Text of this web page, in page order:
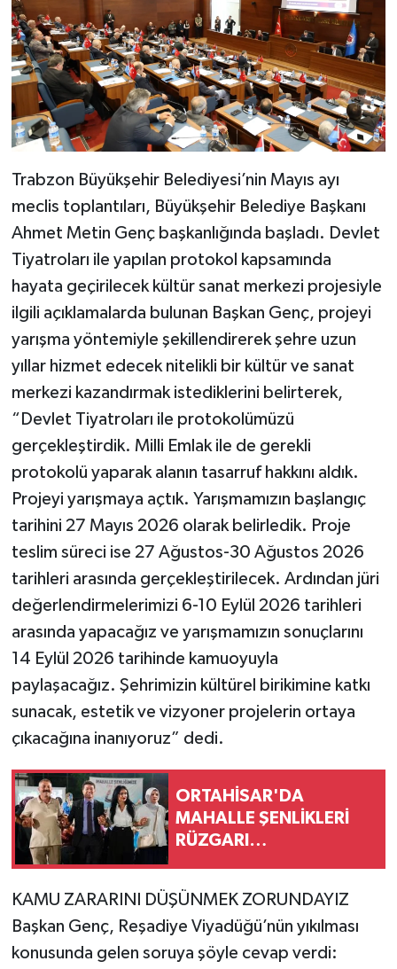
Trabzon Büyükşehir Belediyesi’nin Mayıs ayı
meclis toplantıları, Büyükşehir Belediye Başkanı
Ahmet Metin Genç başkanlığında başladı. Devlet
Tiyatroları ile yapılan protokol kapsamında
hayata geçirilecek kültür sanat merkezi projesiyle
ilgili açıklamalarda bulunan Başkan Genç, projeyi
yarışma yöntemiyle şekillendirerek şehre uzun
yıllar hizmet edecek nitelikli bir kültür ve sanat
merkezi kazandırmak istediklerini belirterek,
“Devlet Tiyatroları ile protokolümüzü
gerçekleştirdik. Milli Emlak ile de gerekli
protokolü yaparak alanın tasarruf hakkını aldık.
Projeyi yarışmaya açtık. Yarışmamızın başlangıç
tarihini 27 Mayıs 2026 olarak belirledik. Proje
teslim süreci ise 27 Ağustos-30 Ağustos 2026
tarihleri arasında gerçekleştirilecek. Ardından jüri
değerlendirmelerimizi 6-10 Eylül 2026 tarihleri
arasında yapacağız ve yarışmamızın sonuçlarını
14 Eylül 2026 tarihinde kamuoyuyla
paylaşacağız. Şehrimizin kültürel birikimine katkı
sunacak, estetik ve vizyoner projelerin ortaya
çıkacağına inanıyoruz” dedi.
ORTAHİSAR'DA
MAHALLE ŞENLİKLERİ
RÜZGARI…
KAMU ZARARINI DÜŞÜNMEK ZORUNDAYIZ
Başkan Genç, Reşadiye Viyadüğü’nün yıkılması
konusunda gelen soruya şöyle cevap verdi: